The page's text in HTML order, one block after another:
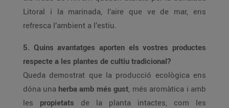
Litoral i la marinada, l’aire que ve de mar, ens
refresca l’ambient a l’estiu.
5. Quins avantatges aporten els vostres productes
respecte a les plantes de cultiu tradicional?
Queda demostrat que la producció ecològica ens
dóna una herba amb més gust, més aromàtica i amb
les propietats de la planta intactes, com les